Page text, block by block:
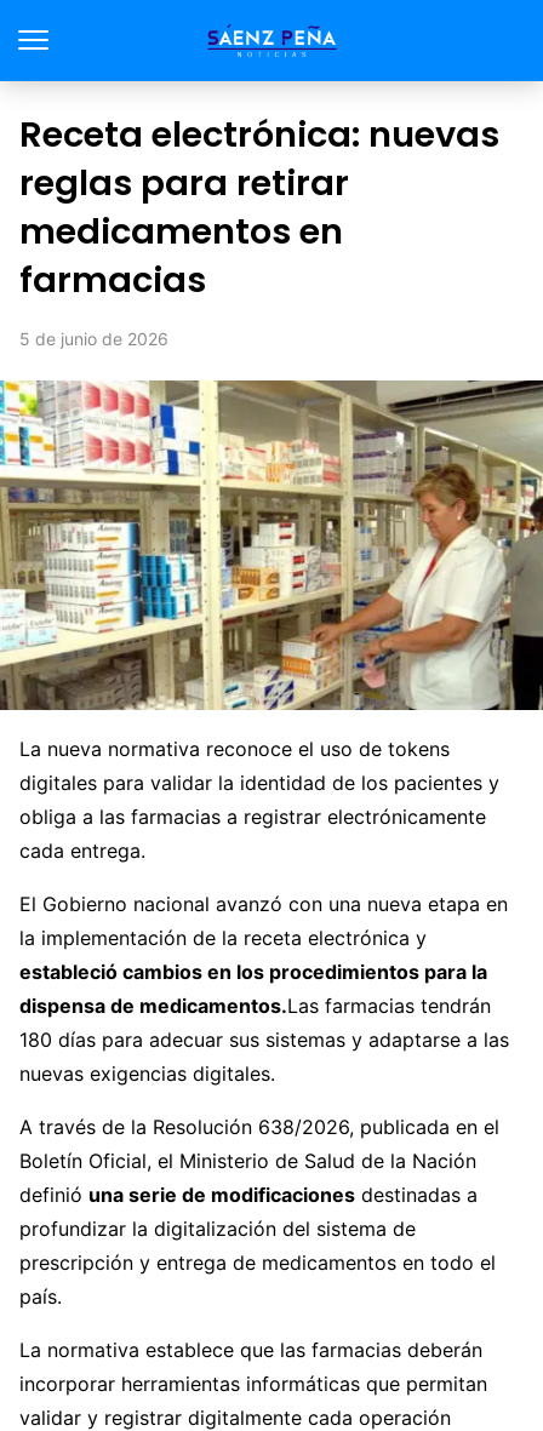
Receta electrónica: nuevas
reglas para retirar
medicamentos en
farmacias
5 de junio de 2026
La nueva normativa reconoce el uso de tokens
digitales para validar la identidad de los pacientes y
obliga a las farmacias a registrar electrónicamente
cada entrega.
El Gobierno nacional avanzó con una nueva etapa en
la implementación de la receta electrónica y
estableció cambios en los procedimientos para la
dispensa de medicamentos.Las farmacias tendrán
180 días para adecuar sus sistemas y adaptarse a las
nuevas exigencias digitales.
A través de la Resolución 638/2026, publicada en el
Boletín Oficial, el Ministerio de Salud de la Nación
definió una serie de modificaciones destinadas a
profundizar la digitalización del sistema de
prescripción y entrega de medicamentos en todo el
país.
La normativa establece que las farmacias deberán
incorporar herramientas informáticas que permitan
validar y registrar digitalmente cada operación